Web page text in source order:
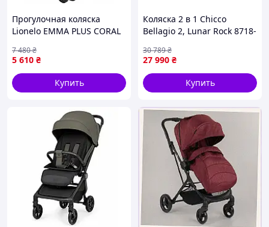
Прогулочная коляска
Lionelo EMMA PLUS CORAL
5 610 ₴
7 480₴
Купить
Коляска 2 в 1 Chicco
Bellagio 2, Lunar Rock 8718-
27 990 ₴
30 789₴
Купить